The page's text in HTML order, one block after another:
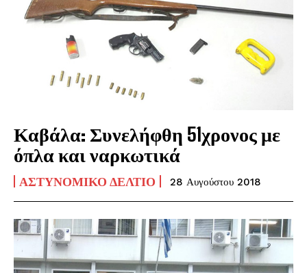
Καβάλα: Συνελήφθη 51χρονος με
όπλα και ναρκωτικά
ΑΣΤΥΝΟΜΙΚΌ ΔΕΛΤΊΟ 28 Αυγούστου 2018